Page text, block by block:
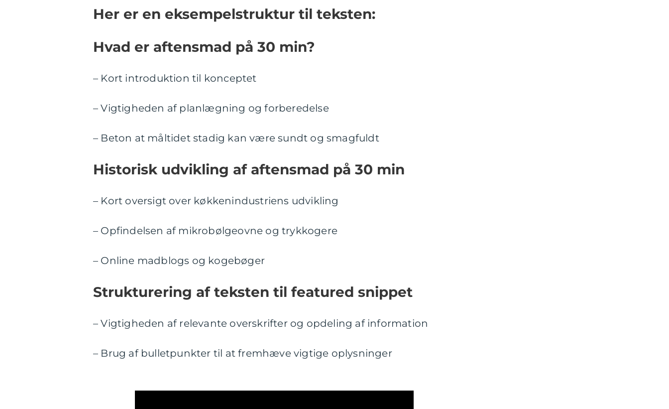
Her er en eksempelstruktur til teksten:
Hvad er aftensmad på 30 min?
– Kort introduktion til konceptet
– Vigtigheden af planlægning og forberedelse
– Beton at måltidet stadig kan være sundt og smagfuldt
Historisk udvikling af aftensmad på 30 min
– Kort oversigt over køkkenindustriens udvikling
– Opfindelsen af mikrobølgeovne og trykkogere
– Online madblogs og kogebøger
Strukturering af teksten til featured snippet
– Vigtigheden af relevante overskrifter og opdeling af information
– Brug af bulletpunkter til at fremhæve vigtige oplysninger